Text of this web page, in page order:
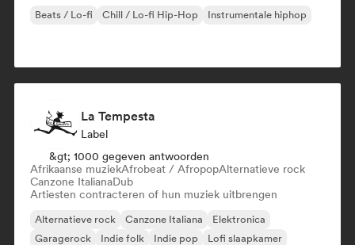
Beats / Lo-fi Chill / Lo-fi Hip-Hop Instrumentale hiphop
La Tempesta
Label
&gt; 1000 gegeven antwoorden
Afrikaanse muziekAfrobeat / AfropopAlternatieve rock
Canzone ItalianaDub
Artiesten contracteren of hun muziek uitbrengen
Alternatieve rock Canzone Italiana
Elektronica
Garagerock
Indie folk Indie pop
Lofi slaapkamer